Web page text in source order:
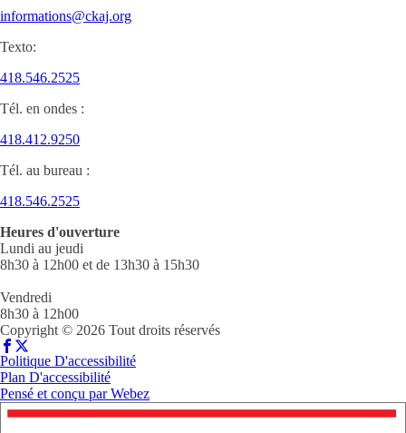
informations@ckaj.org
Texto:
418.546.2525
Tél. en ondes :
418.412.9250
Tél. au bureau :
418.546.2525
Heures d'ouverture
Lundi au jeudi
8h30 à 12h00 et de 13h30 à 15h30
Vendredi
8h30 à 12h00
Copyright © 2026 Tout droits réservés
Politique D'accessibilité
Plan D'accessibilité
Pensé et conçu parWebez